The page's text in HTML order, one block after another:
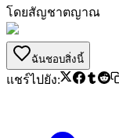
โดยสัญชาตญาณ
ฉันชอบสิ่งนี้
แชร์ไปยัง: